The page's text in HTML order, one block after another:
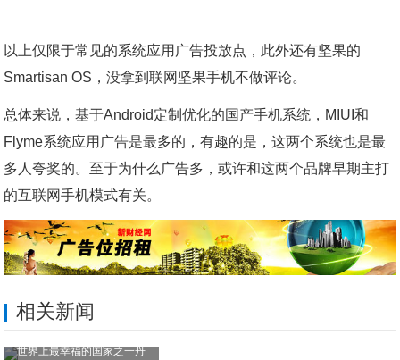
以上仅限于常见的系统应用广告投放点，此外还有坚果的
Smartisan OS，没拿到联网坚果手机不做评论。
总体来说，基于Android定制优化的国产手机系统，MIUI和
Flyme系统应用广告是最多的，有趣的是，这两个系统也是最
多人夸奖的。至于为什么广告多，或许和这两个品牌早期主打
的互联网手机模式有关。
相关新闻
世界上最幸福的国家之一丹